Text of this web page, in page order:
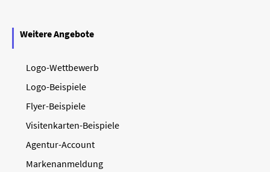
Weitere Angebote
Logo-Wettbewerb
Logo-Beispiele
Flyer-Beispiele
Visitenkarten-Beispiele
Agentur-Account
Markenanmeldung